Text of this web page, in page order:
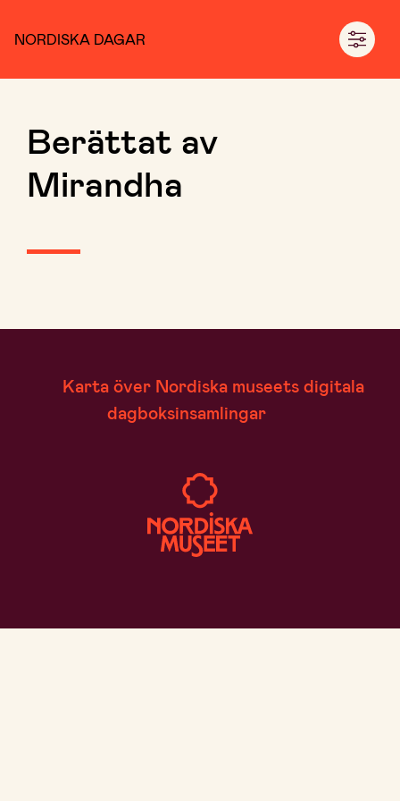
NORDISKA DAGAR
Berättat av
Mirandha
Karta över Nordiska museets digitala
dagboksinsamlingar